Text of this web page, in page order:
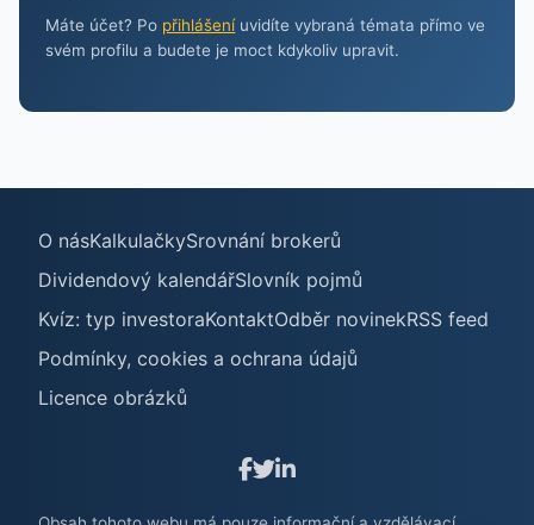
Máte účet? Po přihlášeníuvidíte vybraná témata přímo ve
svém profilu a budete je moct kdykoliv upravit.
O násKalkulačkySrovnání brokerů
Dividendový kalendářSlovník pojmů
Kvíz: typ investoraKontaktOdběr novinekRSS feed
Podmínky, cookies a ochrana údajů
Licence obrázků